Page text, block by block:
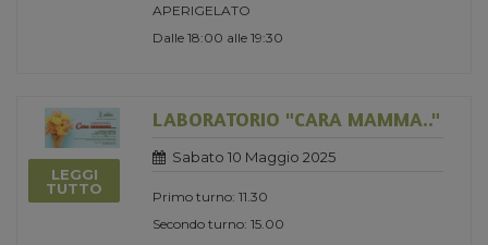
APERIGELATO
Dalle 18:00 alle 19:30
LEGGI
TUTTO
LABORATORIO "CARA MAMMA.."
Sabato 10 Maggio 2025
Primo turno: 11.30
Secondo turno: 15.00